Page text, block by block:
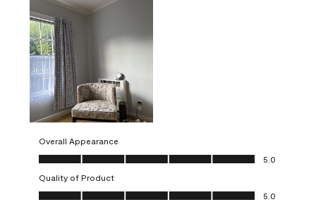
Overall Appearance
Overall Appearance, 5.0 out of 5
5.0
Quality of Product
Quality of Product, 5.0 out of 5
5.0